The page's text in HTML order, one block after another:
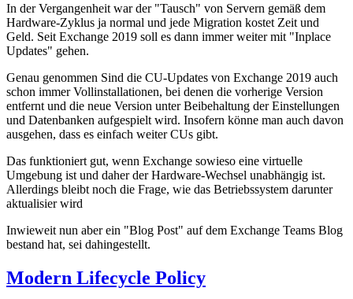
In der Vergangenheit war der "Tausch" von Servern gemäß dem
Hardware-Zyklus ja normal und jede Migration kostet Zeit und
Geld. Seit Exchange 2019 soll es dann immer weiter mit "Inplace
Updates" gehen.
Genau genommen Sind die CU-Updates von Exchange 2019 auch
schon immer Vollinstallationen, bei denen die vorherige Version
entfernt und die neue Version unter Beibehaltung der Einstellungen
und Datenbanken aufgespielt wird. Insofern könne man auch davon
ausgehen, dass es einfach weiter CUs gibt.
Das funktioniert gut, wenn Exchange sowieso eine virtuelle
Umgebung ist und daher der Hardware-Wechsel unabhängig ist.
Allerdings bleibt noch die Frage, wie das Betriebssystem darunter
aktualisier wird
Inwieweit nun aber ein "Blog Post" auf dem Exchange Teams Blog
bestand hat, sei dahingestellt.
Modern Lifecycle Policy